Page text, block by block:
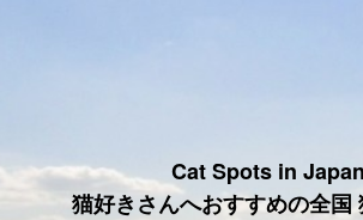
Cat Spots in Japan
猫好きさんへおすすめの全国